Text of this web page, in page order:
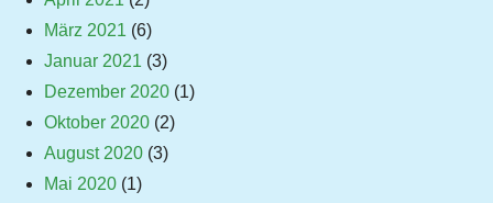
März 2021 (6)
Januar 2021 (3)
Dezember 2020 (1)
Oktober 2020 (2)
August 2020 (3)
Mai 2020 (1)